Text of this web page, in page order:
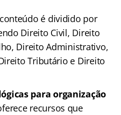
é dividido por
Direito Civil, Direito
Direito Administrativo,
Tributário e Direito
para organização
recursos que